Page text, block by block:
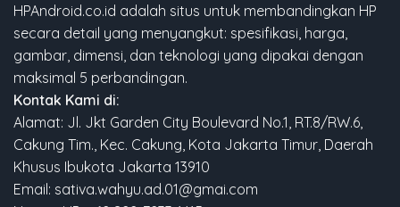
HPAndroid.co.id adalah situs untuk membandingkan HP
secara detail yang menyangkut: spesifikasi, harga,
gambar, dimensi, dan teknologi yang dipakai dengan
maksimal 5 perbandingan.
Kontak Kami di:
Alamat: Jl. Jkt Garden City Boulevard No.1, RT.8/RW.6,
Cakung Tim., Kec. Cakung, Kota Jakarta Timur, Daerah
Khusus Ibukota Jakarta 13910
Email: sativa.wahyu.ad.01@gmai.com